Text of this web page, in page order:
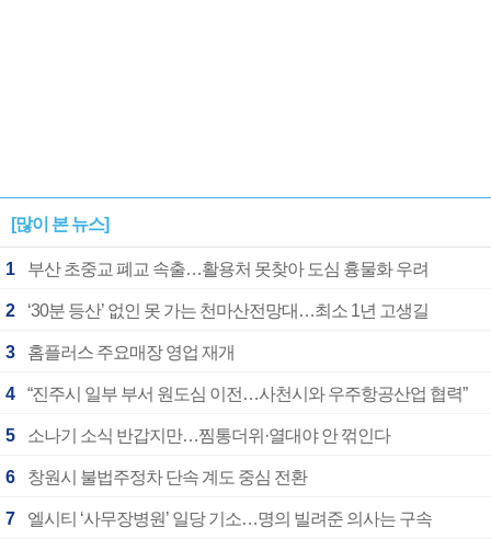
[많이 본 뉴스]
1 부산 초중교 폐교 속출…활용처 못찾아 도심 흉물화 우려
2 ‘30분 등산’ 없인 못 가는 천마산전망대…최소 1년 고생길
3 홈플러스 주요매장 영업 재개
4 “진주시 일부 부서 원도심 이전…사천시와 우주항공산업 협력”
5 소나기 소식 반갑지만…찜통더위·열대야 안 꺾인다
6 창원시 불법주정차 단속 계도 중심 전환
7 엘시티 ‘사무장병원’ 일당 기소…명의 빌려준 의사는 구속